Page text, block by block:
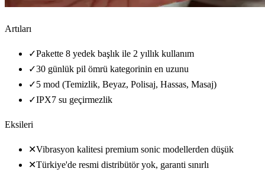
Artıları
✓Pakette 8 yedek başlık ile 2 yıllık kullanım
✓30 günlük pil ömrü kategorinin en uzunu
✓5 mod (Temizlik, Beyaz, Polisaj, Hassas, Masaj)
✓IPX7 su geçirmezlik
Eksileri
✕Vibrasyon kalitesi premium sonic modellerden düşük
✕Türkiye'de resmi distribütör yok, garanti sınırlı